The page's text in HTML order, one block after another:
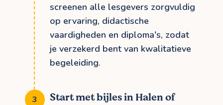
screenen alle lesgevers zorgvuldig
op ervaring, didactische
vaardigheden en diploma's, zodat
je verzekerd bent van kwalitatieve
begeleiding.
Start met bijles in Halen of